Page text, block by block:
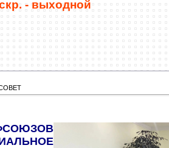
- выходной